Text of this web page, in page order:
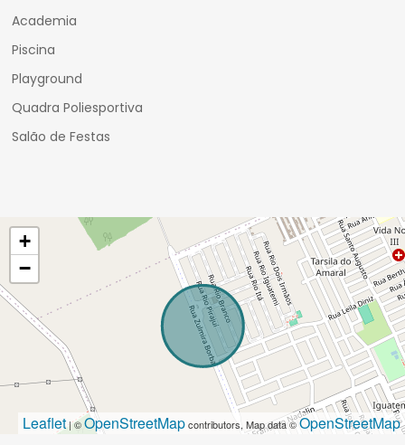
Academia
Piscina
Playground
Quadra Poliesportiva
Salão de Festas
+
−
Leaflet| ©OpenStreetMapcontributors, Map data ©OpenStreetMap